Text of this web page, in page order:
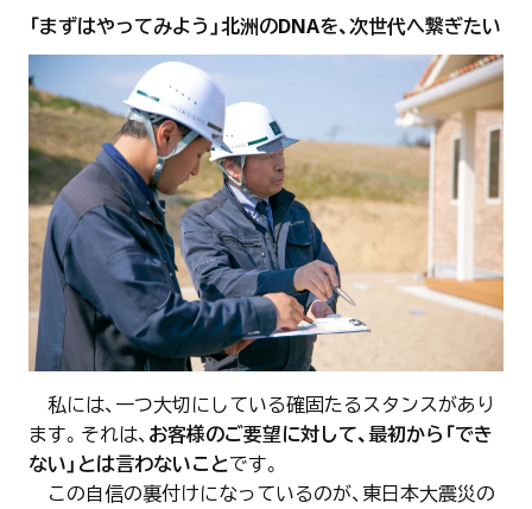
「まずはやってみよう」北洲のDNAを、次世代へ繋ぎたい
私には、一つ大切にしている確固たるスタンスがあり
ます。それは、お客様のご要望に対して、最初から「でき
ない」とは言わないことです。
この自信の裏付けになっているのが、東日本大震災の